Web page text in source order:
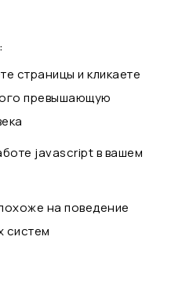
страницы и кликаете
превышающую
javascript в вашем
на поведение
систем